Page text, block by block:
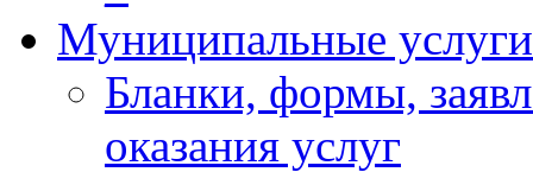
Муниципальные услуги
Бланки, формы,
оказания услуг